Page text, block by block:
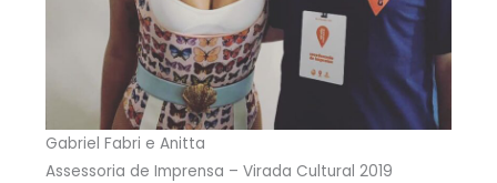
Gabriel Fabri e Anitta
Assessoria de Imprensa – Virada Cultural 2019